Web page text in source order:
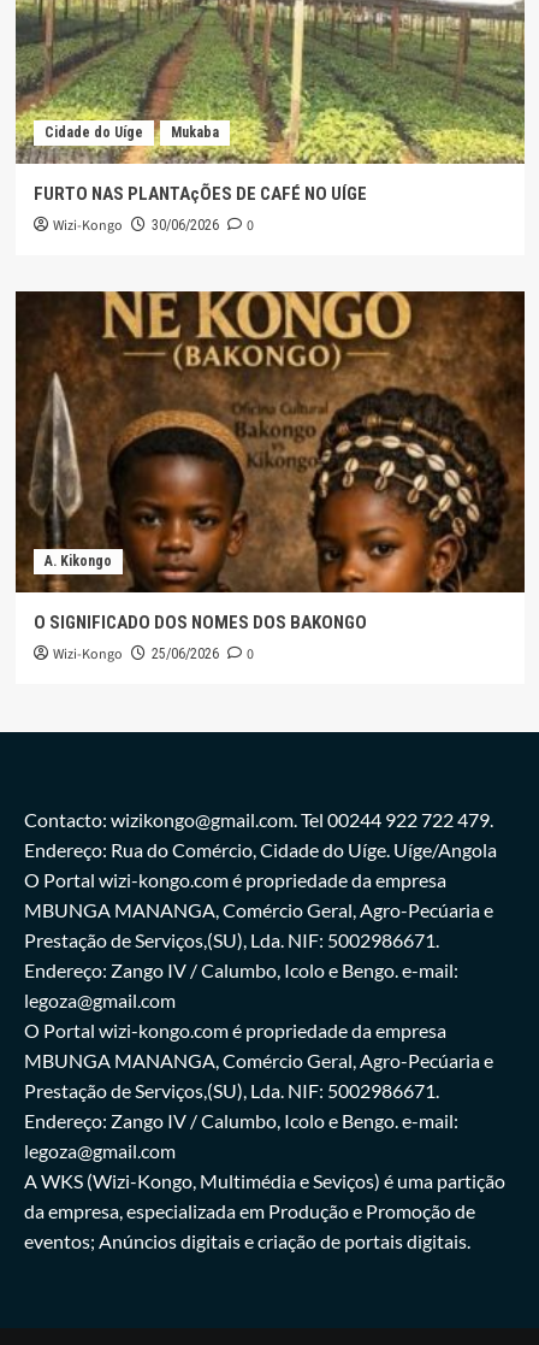
Cidade do Uíge Mukaba
FURTO NAS PLANTAçÕES DE CAFÉ NO UÍGE
Wizi-Kongo 30/06/2026 0
A. Kikongo
O SIGNIFICADO DOS NOMES DOS BAKONGO
Wizi-Kongo 25/06/2026 0
Contacto: wizikongo@gmail.com. Tel 00244 922 722 479.
Endereço: Rua do Comércio, Cidade do Uíge. Uíge/Angola
O Portal wizi-kongo.com é propriedade da empresa
MBUNGA MANANGA, Comércio Geral, Agro-Pecúaria e
Prestação de Serviços,(SU), Lda. NIF: 5002986671.
Endereço: Zango IV / Calumbo, Icolo e Bengo. e-mail:
legoza@gmail.com
O Portal wizi-kongo.com é propriedade da empresa
MBUNGA MANANGA, Comércio Geral, Agro-Pecúaria e
Prestação de Serviços,(SU), Lda. NIF: 5002986671.
Endereço: Zango IV / Calumbo, Icolo e Bengo. e-mail:
legoza@gmail.com
A WKS (Wizi-Kongo, Multimédia e Seviços) é uma partição
da empresa, especializada em Produção e Promoção de
eventos; Anúncios digitais e criação de portais digitais.